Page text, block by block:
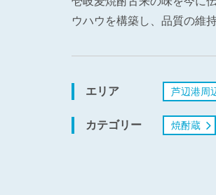
ウハウを構築し、品質の維
エリア 芦辺港周
カテゴリー 焼酎蔵